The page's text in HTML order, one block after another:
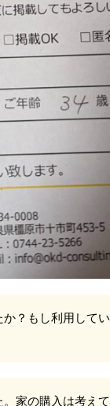
？もし利用して
家の購入は考え